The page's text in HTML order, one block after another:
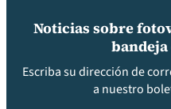
Noticias sobre
Escriba su dirección de
a nuestro